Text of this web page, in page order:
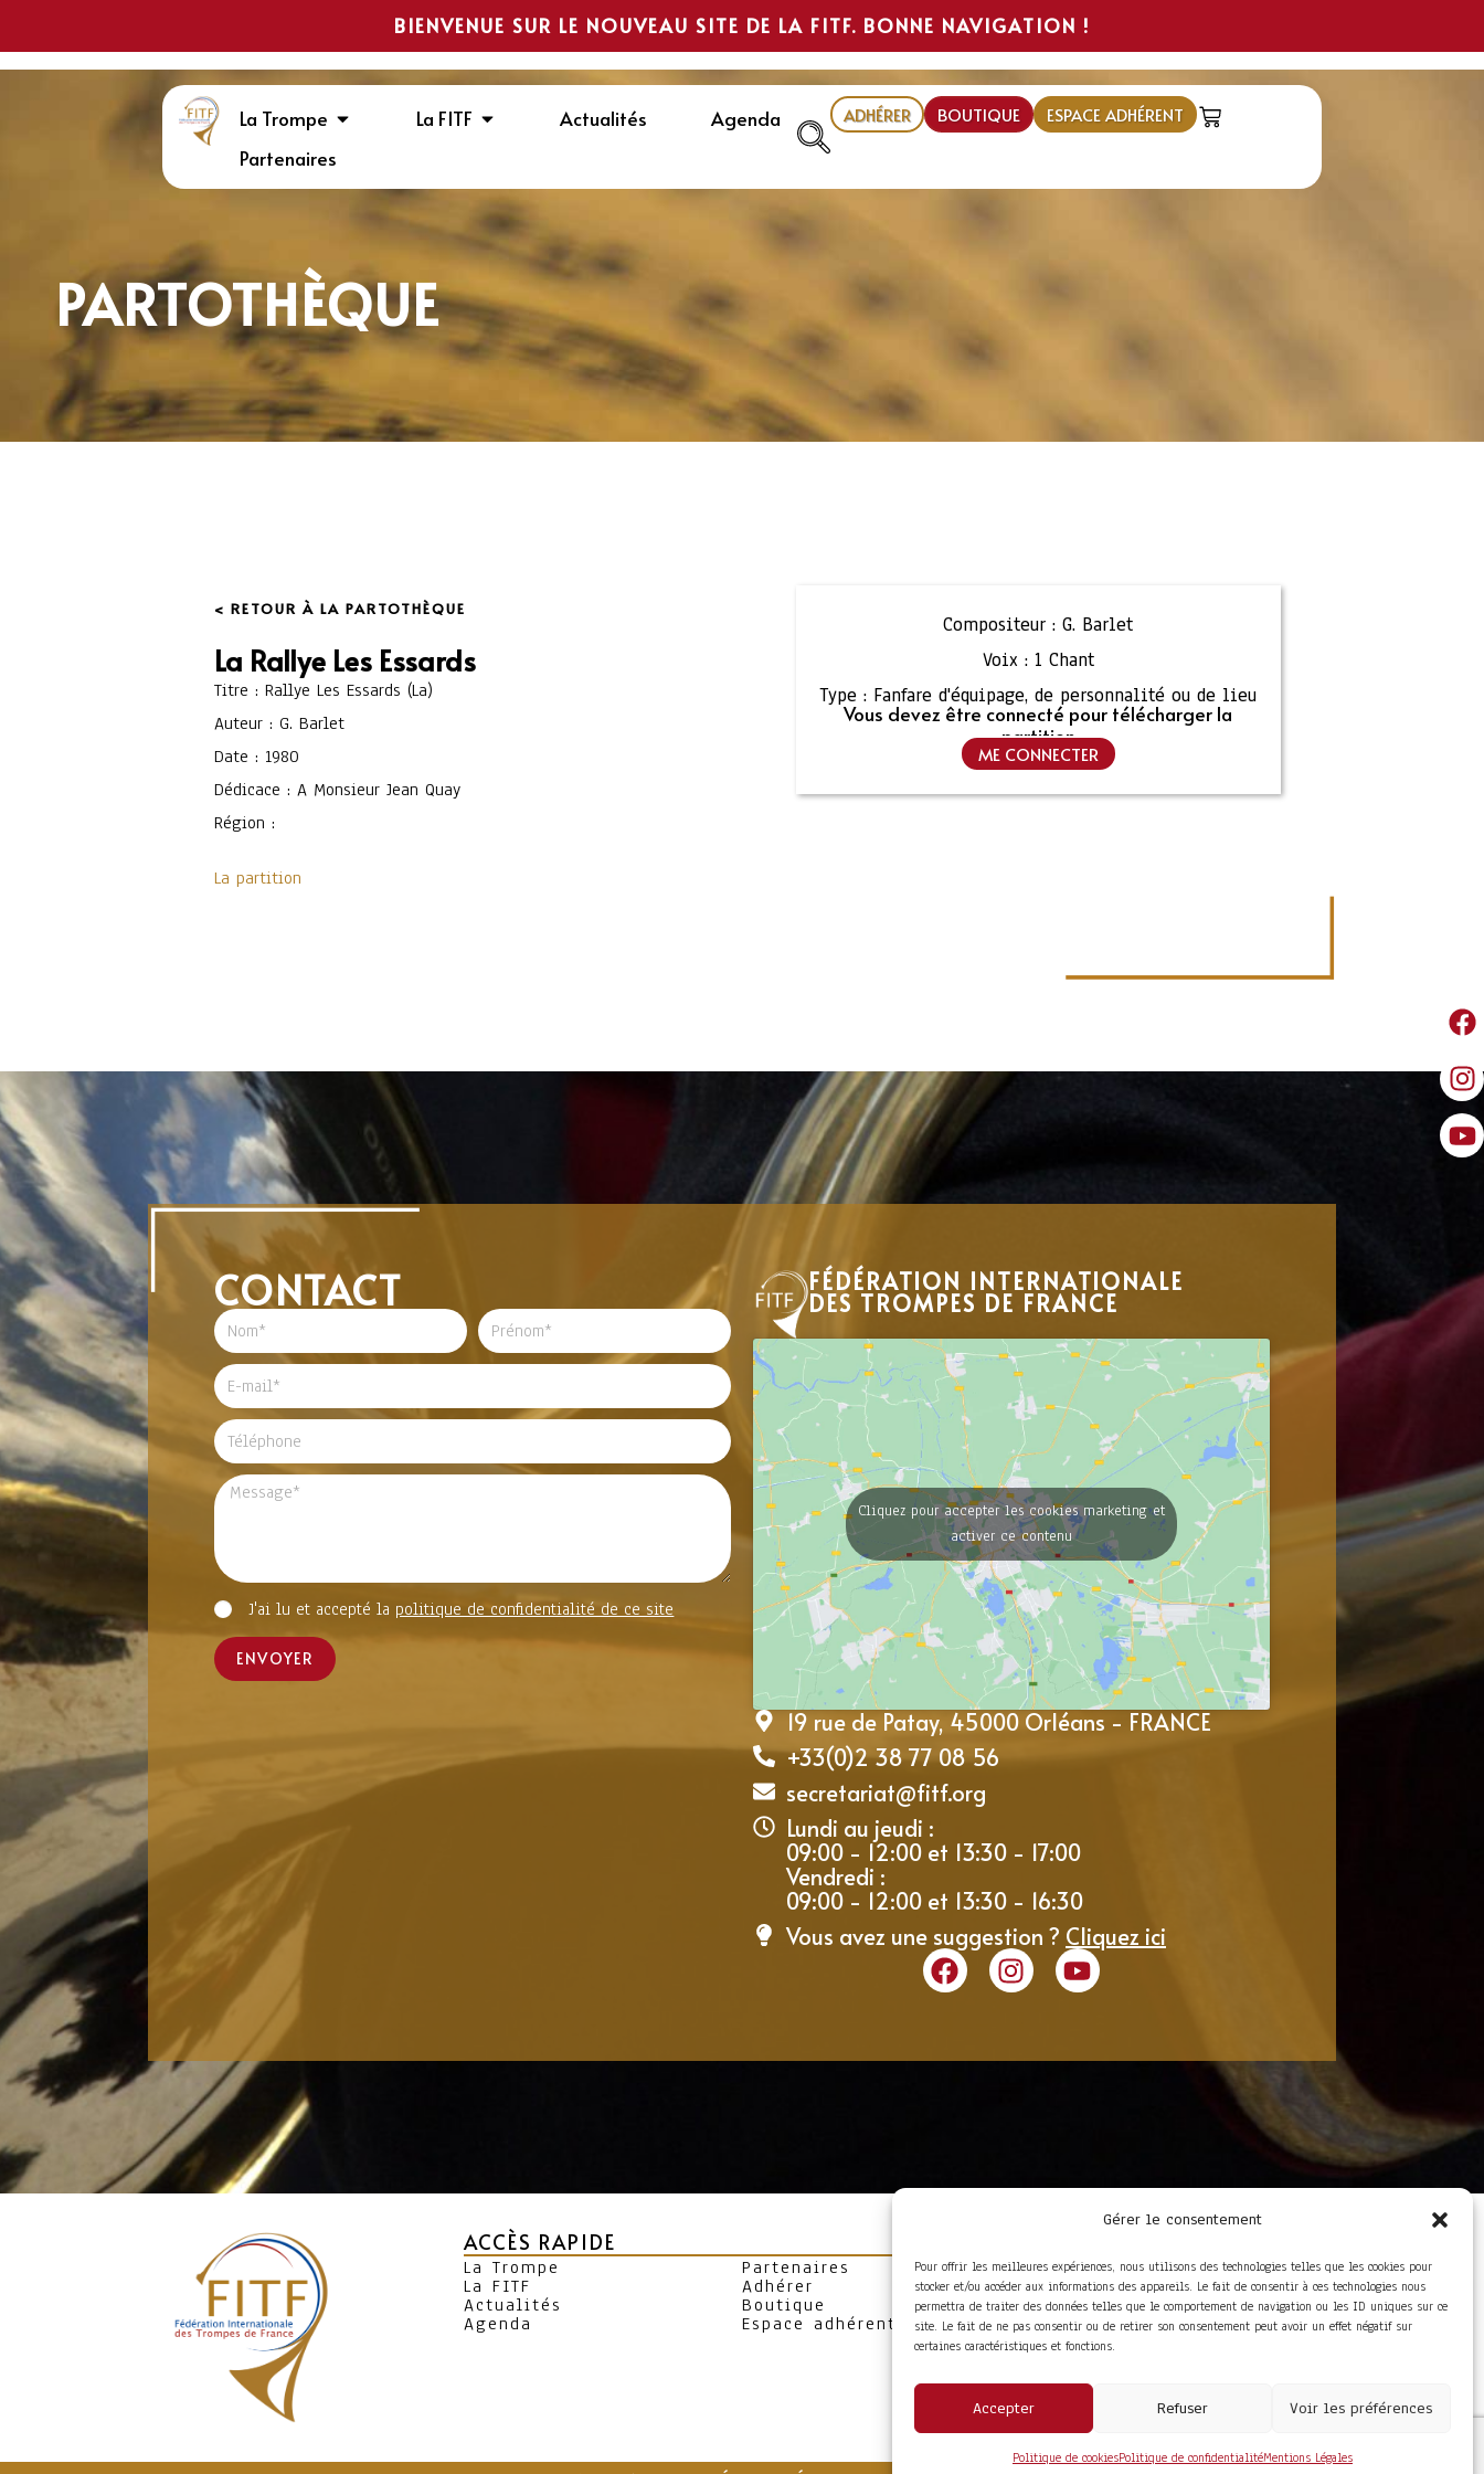
Gérer le consentement
Pour offrir les meilleures expériences, nous utilisons des technologies telles que les cookies pour
stocker et/ou accéder aux informations des appareils. Le fait de consentir à ces technologies nous
permettra de traiter des données telles que le comportement de navigation ou les ID uniques sur ce
site. Le fait de ne pas consentir ou de retirer son consentement peut avoir un effet négatif sur
certaines caractéristiques et fonctions.
Accepter Refuser Voir les préférences
Politique de cookiesPolitique de confidentialitéMentions Légales
BIENVENUE SUR LE NOUVEAU SITE DE LA FITF. BONNE NAVIGATION !
La Trompe La FITF Actualités
Agenda
Partenaires
ADHÉRER BOUTIQUE ESPACE ADHÉRENT
PARTOTHÈQUE
< RETOUR À LA PARTOTHÈQUE
La Rallye Les Essards
Titre : Rallye Les Essards (La)
Auteur : G. Barlet
Date : 1980
Dédicace : A Monsieur Jean Quay
Région :
La partition
Compositeur : G. Barlet
Voix : 1 Chant
Type : Fanfare d'équipage, de personnalité ou de lieu
Vous devez être connecté pour télécharger la
partition
ME CONNECTER
CONTACT
J'ai lu et accepté la politique de confidentialité de ce site
ENVOYER
FÉDÉRATION INTERNATIONALE
DES TROMPES DE FRANCE
Cliquez pour accepter les cookies marketing et
activer ce contenu
19 rue de Patay, 45000 Orléans - FRANCE
+33(0)2 38 77 08 56
secretariat@fitf.org
Lundi au jeudi :
09:00 - 12:00 et 13:30 - 17:00
Vendredi :
09:00 - 12:00 et 13:30 - 16:30
Vous avez une suggestion ? Cliquez ici
ACCÈS RAPIDE
La Trompe
La FITF
Actualités
Agenda
Partenaires
Adhérer
Boutique
Espace adhérent
Foire aux questions
Conditions Générales de
Vente
Mentions Légales
Politique de